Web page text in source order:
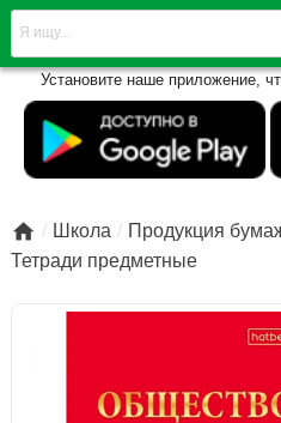
Установите наше приложение,
 Школа Продукция
Тетради предметные